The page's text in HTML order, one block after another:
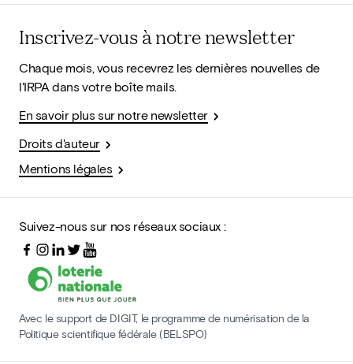
Inscrivez-vous à notre newsletter
Chaque mois, vous recevrez les dernières nouvelles de
l'IRPA dans votre boîte mails.
En savoir plus sur notre newsletter
Droits d'auteur
Mentions légales
Suivez-nous sur nos réseaux sociaux :
Avec le support de DIGIT, le programme de numérisation de la
Politique scientifique fédérale (BELSPO)